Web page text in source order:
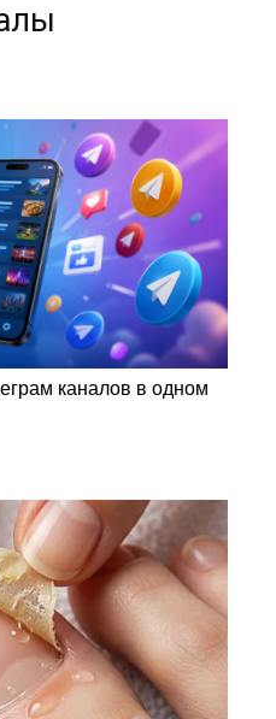
каналов в одном